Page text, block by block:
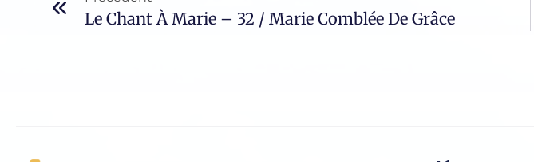
Le Chant À Marie – 32 / Marie Comblée De Grâce